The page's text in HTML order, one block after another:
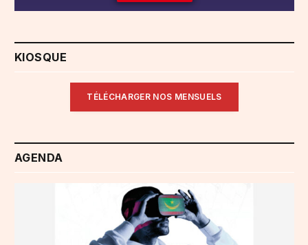
KIOSQUE
TÉLÉCHARGER NOS MENSUELS
AGENDA